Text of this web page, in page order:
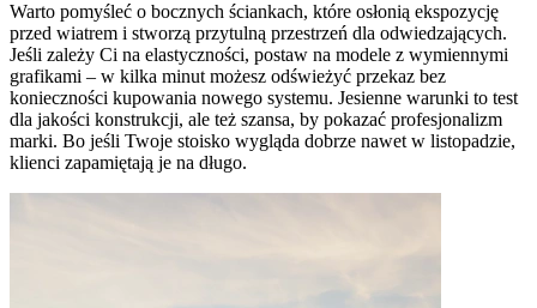
Warto pomyśleć o bocznych ściankach, które osłonią ekspozycję
przed wiatrem i stworzą przytulną przestrzeń dla odwiedzających.
Jeśli zależy Ci na elastyczności, postaw na modele z wymiennymi
grafikami – w kilka minut możesz odświeżyć przekaz bez
konieczności kupowania nowego systemu. Jesienne warunki to test
dla jakości konstrukcji, ale też szansa, by pokazać profesjonalizm
marki. Bo jeśli Twoje stoisko wygląda dobrze nawet w listopadzie,
klienci zapamiętają je na długo.